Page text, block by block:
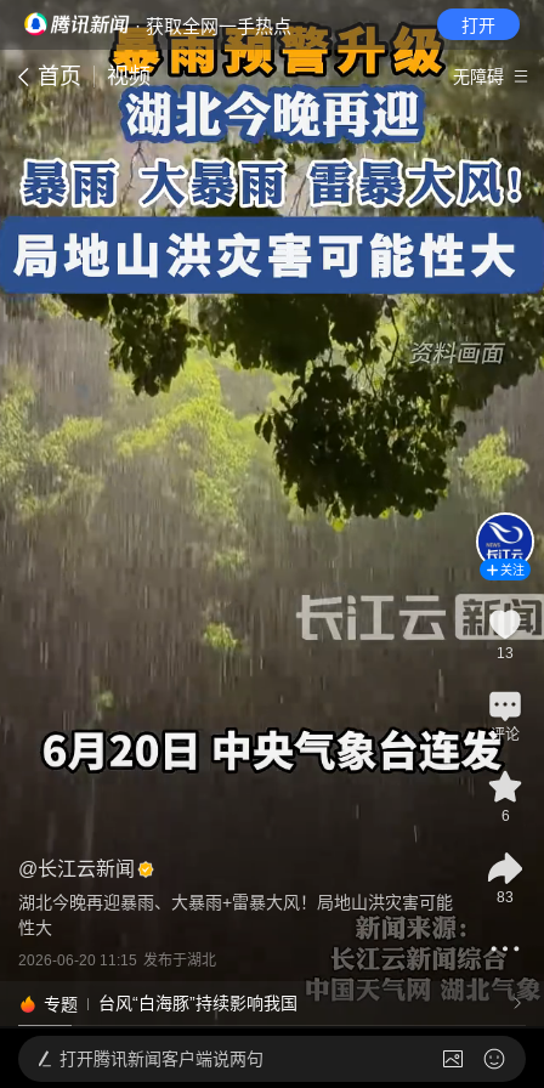
· 获取全网一手热点 打开
首页 视频 无障碍
@长江云新闻
湖北今晚再迎暴雨、大暴雨+雷暴大风！局地山洪灾害可能
性大
2026-06-20 11:15 发布于湖北
专题 台风“白海豚”持续影响我国
关注
13
评论
6
83
打开腾讯新闻客户端说两句